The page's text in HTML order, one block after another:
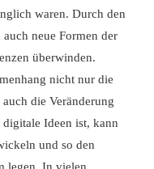
waren. Durch den
neue Formen der
überwinden.
nicht nur die
die Veränderung
Ideen ist, kann
und so den